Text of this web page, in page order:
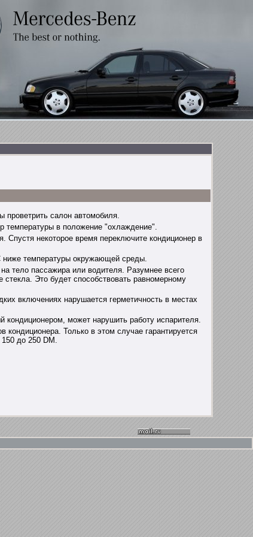
проветрить салон автомобиля.
температуры в положение "охлаждение".
Спустя некоторое время переключите кондиционер в
ниже температуры окружающей среды.
тело пассажира или водителя. Разумнее всего
Это будет способствовать равномерному
включениях нарушается герметичность в местах
может нарушить работу испарителя.
кондиционера. Только в этом случае гарантируется
до 250 DM.